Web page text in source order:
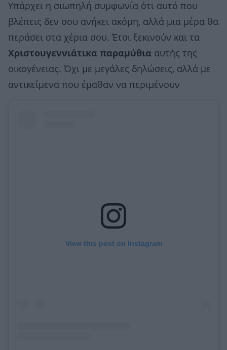
Υπάρχει η σιωπηλή συμφωνία ότι αυτό που
βλέπεις δεν σου ανήκει ακόμη, αλλά μια μέρα θα
περάσει στα χέρια σου. Έτσι ξεκινούν και τα
Χριστουγεννιάτικα παραμύθια αυτής της
οικογένειας. Όχι με μεγάλες δηλώσεις, αλλά με
αντικείμενα που έμαθαν να περιμένουν
View this post on Instagram